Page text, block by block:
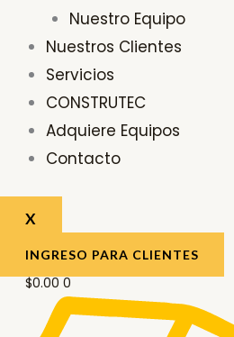
Nuestro Equipo
Nuestros Clientes
Servicios
CONSTRUTEC
Adquiere Equipos
Contacto
X
INGRESO PARA CLIENTES
$0.00 0